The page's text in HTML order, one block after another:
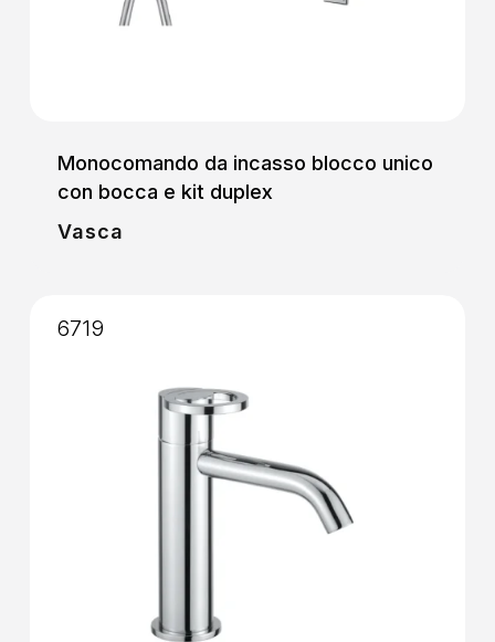
Monocomando da incasso blocco unico
con bocca e kit duplex
Vasca
6719